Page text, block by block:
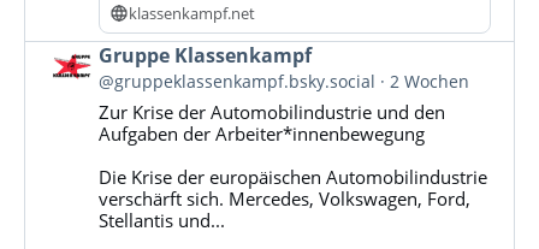
klassenkampf.net
Beitrag
von
Gruppe
Klassenkampf
Bluesky
ansehen
Gruppe Klassenkampf
@gruppeklassenkampf.bsky.social 2 Wochen
Zur Krise der Automobilindustrie und den
Aufgaben der Arbeiter*innenbewegung
Die Krise der europäischen Automobilindustrie
verschärft sich. Mercedes, Volkswagen, Ford,
Stellantis und...